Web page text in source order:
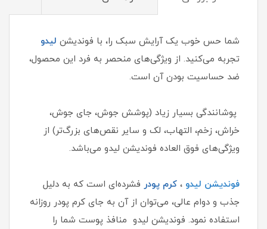
شما حس خوب یک آرایش سبک را، با فوندیشن لیدو
تجربه می‌کنید. از ویژگی‌های منحصر به فرد این محصول،
ضد حساسیت بودن آن است.
پوشانندگی بسیار زیاد (پوشش جوش، جای جوش،
خراش، زخم، التهاب، لک و سایر نقص‌های بزرگ‌تر) از
ویژگی‌های فوق العاده فوندیشن لیدو می‌باشد.
فوندیشن لیدو ، کرم پودر فشرده‌ای است که به دلیل
جذب و دوام عالی، می‌توان از آن به جای کرم پودر روزانه
استفاده نمود. فوندیشن لیدو منافذ پوست شما را